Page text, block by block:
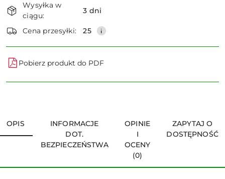
i
dostawa
Wysyłka w
ciągu:
3 dni
Cena przesyłki: 25
Pobierz produkt do PDF
OPIS
INFORMACJE
DOT.
BEZPIECZEŃSTWA
OPINIE
I
OCENY
(0)
ZAPYTAJ O
DOSTĘPNOŚĆ